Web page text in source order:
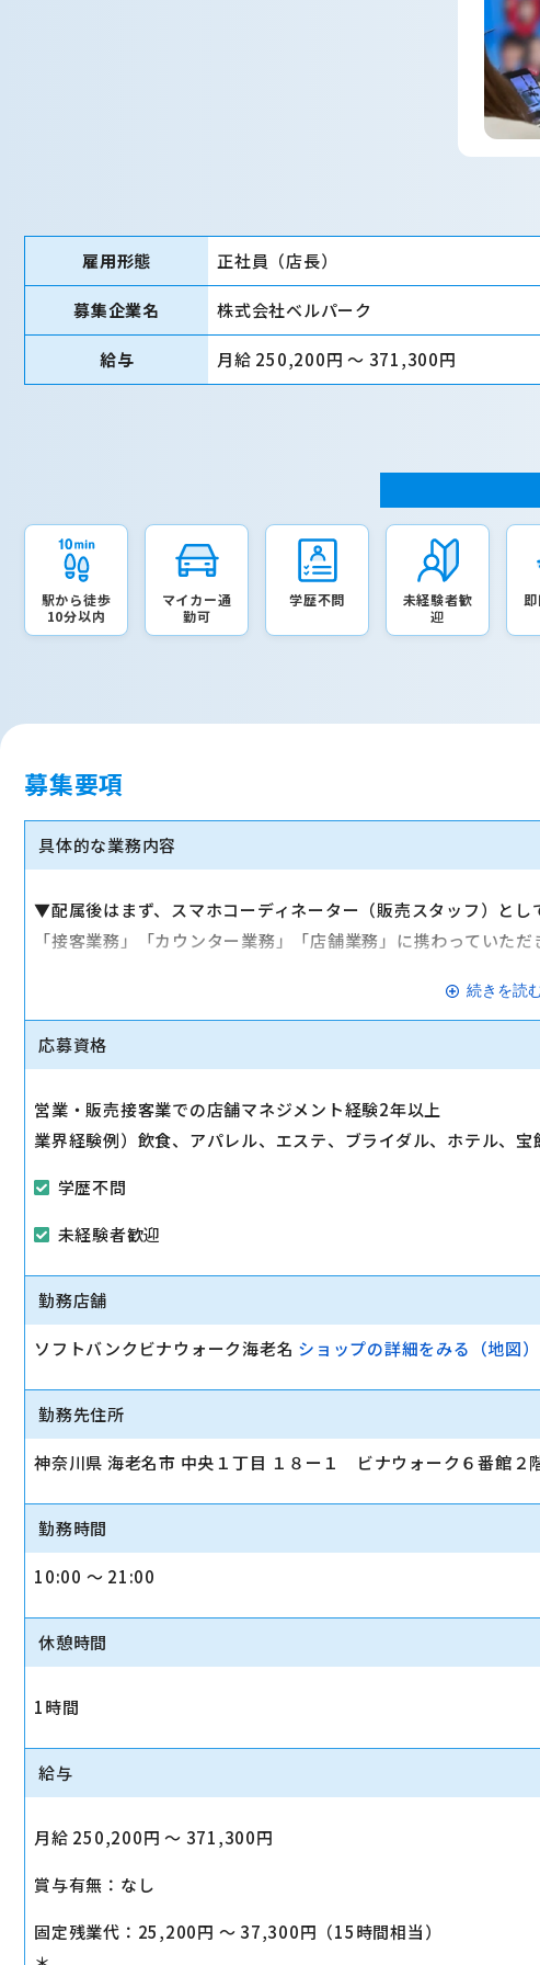
雇用形態 正社員（店長）
募集企業名 株式会社ベルパーク
給与 月給 250,200円 〜 371,300円
駅から徒歩
10分以内
マイカー通
勤可
学歴不問
未経験者歓
迎
募集要項
具体的な業務内容
▼配属後はまず、スマホコーディネーター（販売スタッフ）とし
「接客業務」「カウンター業務」「店舗業務」に携わっていただ
▼経験を積んだ後は、副店長そして店長となり、自らの裁量で店
「スタッフの育成」「シフト管理」「売上管理」「商品管理」
していただきます。
マイカー通勤可
続きを読
応募資格
営業・販売接客業での店舗マネジメント経験2年以上
業界経験例）飲食、アパレル、エステ、ブライダル、ホテル、
学歴不問
未経験者歓迎
勤務店舗
ソフトバンクビナウォーク海老名 ショップの詳細をみる（地図）
勤務先住所
神奈川県 海老名市 中央１丁目 １８ー１ ビナウォーク６番館２
勤務時間
10:00 〜 21:00
休憩時間
1時間
給与
月給 250,200円 〜 371,300円
賞与有無：なし
固定残業代：25,200円 〜 37,300円（15時間相当）